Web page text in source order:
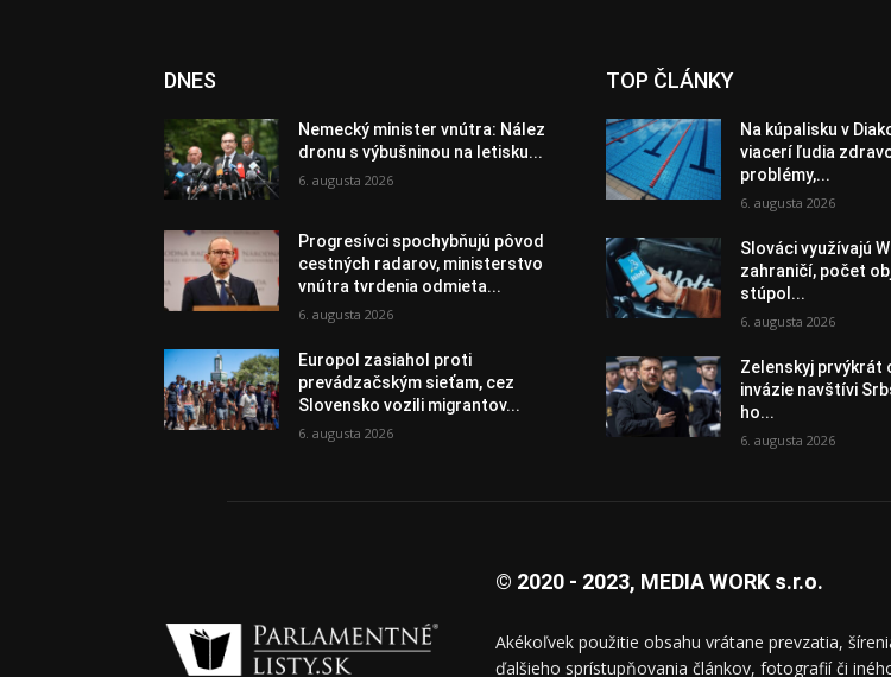
DNES
Nemecký minister vnútra: Nález
dronu s výbušninou na letisku...
6. augusta 2026
Progresívci spochybňujú pôvod
cestných radarov, ministerstvo
vnútra tvrdenia odmieta...
6. augusta 2026
Europol zasiahol proti
prevádzačským sieťam, cez
Slovensko vozili migrantov...
6. augusta 2026
TOP ČLÁNKY
Na kúpalisku v
viacerí ľudia
problémy,...
6. augusta 2026
Slováci využívajú
zahraničí, počet
stúpol...
6. augusta 2026
Zelenskyj prvýkrát
invázie navštívi
ho...
6. augusta 2026
© 2020 - 2023, MEDIA WORK s.r.o.
Akékoľvek použitie obsahu vrátane prevzatia,
ďalšieho sprístupňovania článkov, fotografií či